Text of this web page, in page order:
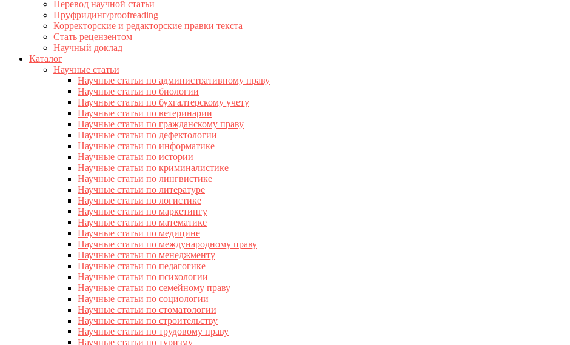
Перевод научной статьи
Пруфридинг/proofreading
Корректорские и редакторские правки текста
Стать рецензентом
Научный доклад
Каталог
Научные статьи
Научные статьи по административному праву
Научные статьи по биологии
Научные статьи по бухгалтерскому учету
Научные статьи по ветеринарии
Научные статьи по гражданскому праву
Научные статьи по дефектологии
Научные статьи по информатике
Научные статьи по истории
Научные статьи по криминалистике
Научные статьи по лингвистике
Научные статьи по литературе
Научные статьи по логистике
Научные статьи по маркетингу
Научные статьи по математике
Научные статьи по медицине
Научные статьи по международному праву
Научные статьи по менеджменту
Научные статьи по педагогике
Научные статьи по психологии
Научные статьи по семейному праву
Научные статьи по социологии
Научные статьи по стоматологии
Научные статьи по строительству
Научные статьи по трудовому праву
Научные статьи по туризму